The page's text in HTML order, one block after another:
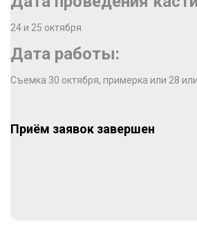
24 и 25 октября
Дата работы:
Съемка 30 октября, примерка или 28
Приём заявок завершен